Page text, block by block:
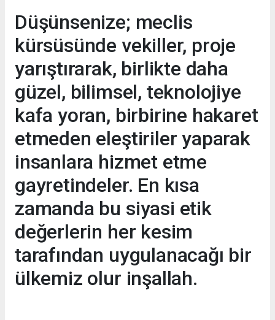
Düşünsenize; meclis
kürsüsünde vekiller, proje
yarıştırarak, birlikte daha
güzel, bilimsel, teknolojiye
kafa yoran, birbirine hakaret
etmeden eleştiriler yaparak
insanlara hizmet etme
gayretindeler. En kısa
zamanda bu siyasi etik
değerlerin her kesim
tarafından uygulanacağı bir
ülkemiz olur inşallah.